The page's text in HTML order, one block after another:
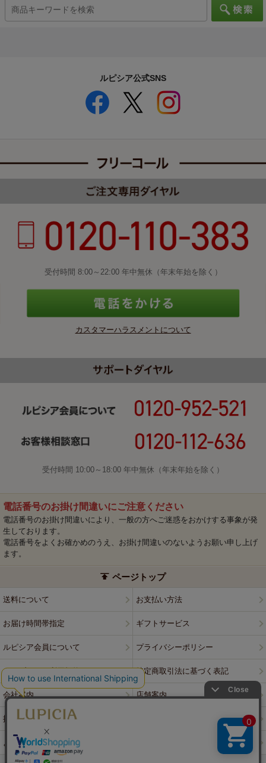
ルピシア公式SNS
受付時間 8:00～22:00 年中無休（年末年始を除く）
カスタマーハラスメントについて
受付時間 10:00～18:00 年中無休（年末年始を除く）
電話番号のお掛け間違いにご注意ください
電話番号のお掛け間違いにより、一般の方へご迷惑をおかけする事象が発
生しております。
電話番号をよくお確かめのうえ、お掛け間違いのないようお願い申し上げ
ます。
ページトップ
送料について お支払い方法
お届け時間帯指定 ギフトサービス
ルピシア会員について プライバシーポリシー
ウェブサイト利用規約 特定商取引法に基づく表記
会社案内 店舗案内
採用情報
よくある質問